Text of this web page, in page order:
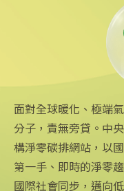
台中智慧停車
2025/08/11
面對全球暖化、極端
分子，責無旁貸。中
構淨零碳排網站，以
第一手、即時的淨零
國際社會同步，邁向